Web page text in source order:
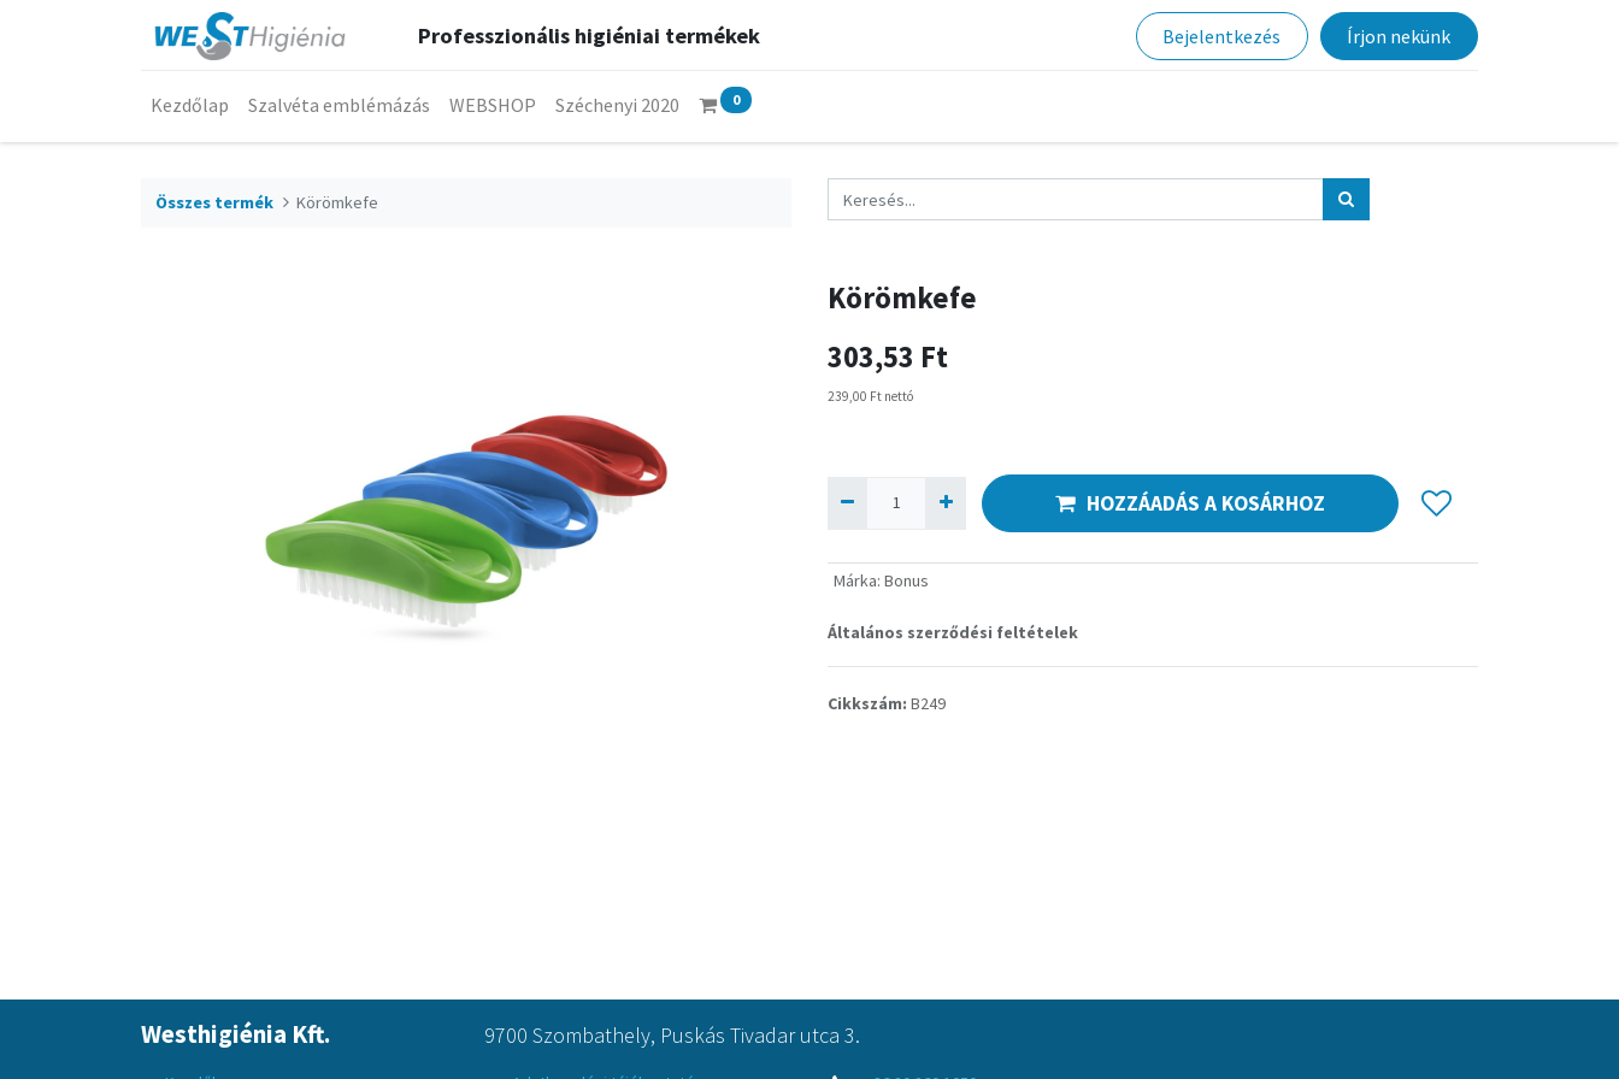
Professzionális higiéniai termékek Bejelentkezés Írjon nekünk
Kezdőlap Szalvéta emblémázás WEBSHOP Széchenyi 2020 0
Összes termék Körömkefe
Körömkefe
303,53 Ft
239,00 Ft nettó
HOZZÁADÁS A KOSÁRHOZ
Márka: Bonus
Általános szerződési feltételek
Cikkszám: B249
Westhigiénia Kft. 9700 Szombathely, Puskás Tivadar utca 3.